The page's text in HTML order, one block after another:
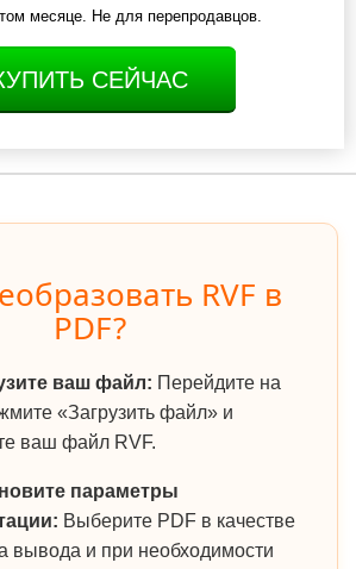
месяце. Не для перепродавцов.
СЕЙЧАС
RVF в
PDF?
ваш файл: Перейдите на
«Загрузить файл» и
ваш файл RVF.
параметры
Выберите PDF в качестве
вывода и при необходимости